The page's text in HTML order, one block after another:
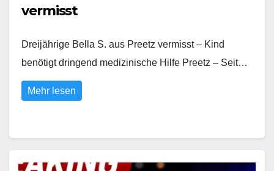
vermisst
Dreijährige Bella S. aus Preetz vermisst – Kind
benötigt dringend medizinische Hilfe Preetz – Seit…
Mehr lesen